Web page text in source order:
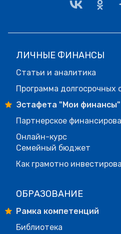
ЛИЧНЫЕ ФИНАНСЫ
Статьи и аналитика
Программа долгосрочных
Эстафета "Мои финансы"
Партнерское
Онлайн-курс
Семейный бюджет
Как грамотно
ОБРАЗОВАНИЕ
Рамка компетенций
Библиотека